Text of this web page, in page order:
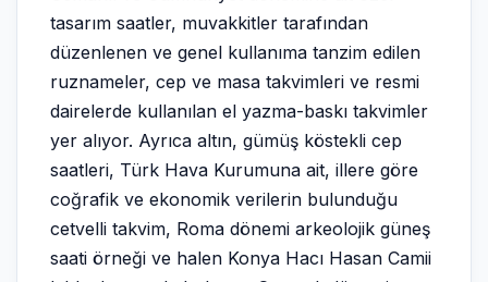
tasarım saatler, muvakkitler tarafından
düzenlenen ve genel kullanıma tanzim edilen
ruznameler, cep ve masa takvimleri ve resmi
dairelerde kullanılan el yazma-baskı takvimler
yer alıyor. Ayrıca altın, gümüş köstekli cep
saatleri, Türk Hava Kurumuna ait, illere göre
coğrafik ve ekonomik verilerin bulunduğu
cetvelli takvim, Roma dönemi arkeolojik güneş
saati örneği ve halen Konya Hacı Hasan Camii